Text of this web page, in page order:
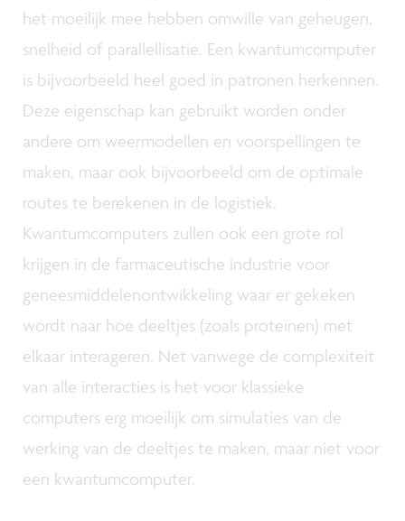
het moeilijk mee hebben omwille van geheugen,
snelheid of parallellisatie. Een kwantumcomputer
is bijvoorbeeld heel goed in patronen herkennen.
Deze eigenschap kan gebruikt worden onder
andere om weermodellen en voorspellingen te
maken, maar ook bijvoorbeeld om de optimale
routes te berekenen in de logistiek.
Kwantumcomputers zullen ook een grote rol
krijgen in de farmaceutische industrie voor
geneesmiddelenontwikkeling waar er gekeken
wordt naar hoe deeltjes (zoals proteïnen) met
elkaar interageren. Net vanwege de complexiteit
van alle interacties is het voor klassieke
computers erg moeilijk om simulaties van de
werking van de deeltjes te maken, maar niet voor
een kwantumcomputer.